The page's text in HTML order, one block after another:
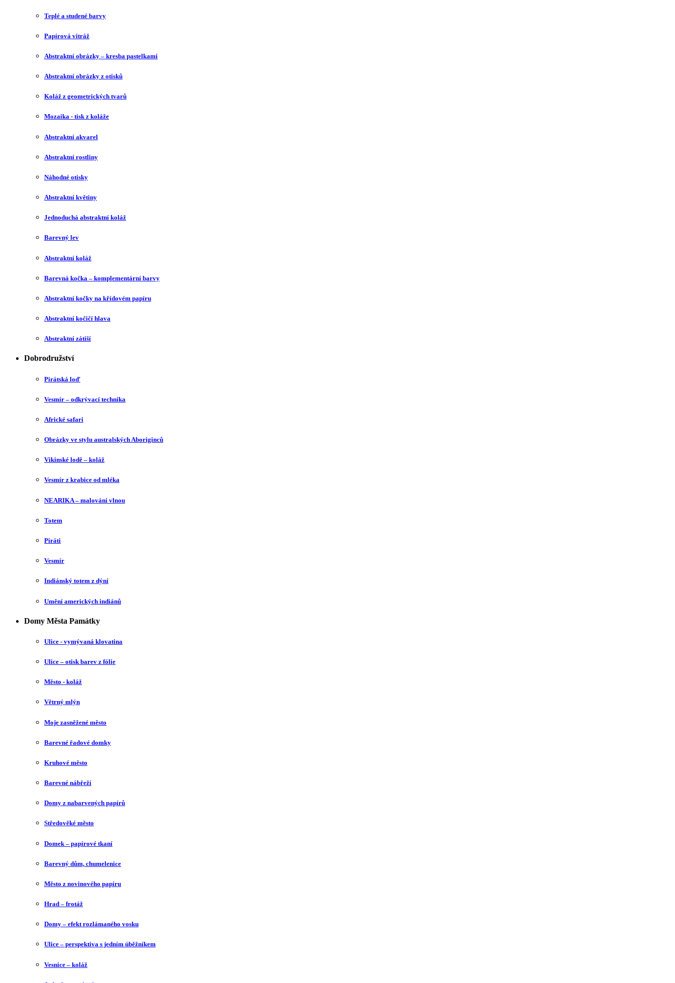
Teplé a studené barvy
Papírová vitráž
Abstraktní obrázky – kresba pastelkami
Abstraktní obrázky z otisků
Koláž z geometrických tvarů
Mozaika - tisk z koláže
Abstraktní akvarel
Abstraktní rostliny
Náhodné otisky
Abstraktní květiny
Jednoduchá abstraktní koláž
Barevný lev
Abstraktní koláž
Barevná kočka – komplementární barvy
Abstraktní kočky na křídovém papíru
Abstraktní kočičí hlava
Abstraktní zátiší
Dobrodružství
Pirátská loď
Vesmír – odkrývací technika
Africké safari
Obrázky ve stylu australských Aboriginců
Vikinské lodě – koláž
Vesmír z krabice od mléka
NEARIKA – malování vlnou
Totem
Piráti
Vesmír
Indiánský totem z dýní
Umění amerických indiánů
Domy Města Památky
Ulice - vymývaná klovatina
Ulice – otisk barev z fólie
Město - koláž
Větrný mlýn
Moje zasněžené město
Barevné řadové domky
Kruhové město
Barevné nábřeží
Domy z nabarvených papírů
Středověké město
Domek – papírové tkaní
Barevný dům, chumelenice
Město z novinového papíru
Hrad – frotáž
Domy – efekt rozlámaného vosku
Ulice – perspektiva s jedním úběžníkem
Vesnice – koláž